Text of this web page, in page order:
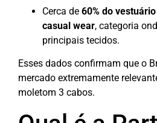
Cerca de 60% do
casual wear, categoria
principais tecidos.
Esses dados confirmam que o
mercado extremamente
moletom 3 cabos.